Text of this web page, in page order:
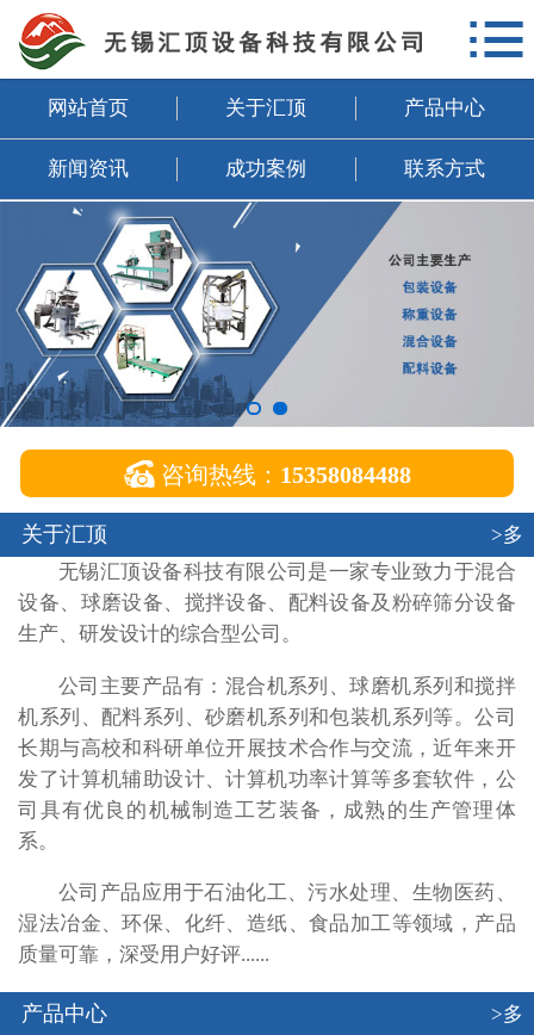
网站首页
新闻资讯
成功案例
联系方式

网站首页 关于汇顶 产品中心
新闻资讯 成功案例 联系方式
 咨询热线： 15358084488
关于汇顶
>多
无锡汇顶设备科技有限公司是一家专业致力于混合
设备、球磨设备、搅拌设备、配料设备及粉碎筛分设备
生产、研发设计的综合型公司。
公司主要产品有：混合机系列、球磨机系列和搅拌
机系列、配料系列、砂磨机系列和包装机系列等。公司
长期与高校和科研单位开展技术合作与交流，近年来开
发了计算机辅助设计、计算机功率计算等多套软件，公
司具有优良的机械制造工艺装备，成熟的生产管理体
系。
公司产品应用于石油化工、污水处理、生物医药、
湿法冶金、环保、化纤、造纸、食品加工等领域，产品
质量可靠，深受用户好评......
产品中心 >多